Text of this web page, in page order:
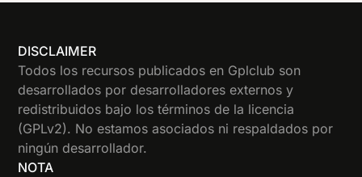
DISCLAIMER
Todos los recursos publicados en Gplclub son
desarrollados por desarrolladores externos y
redistribuidos bajo los términos de la licencia
(GPLv2). No estamos asociados ni respaldados por
ningún desarrollador.
NOTA